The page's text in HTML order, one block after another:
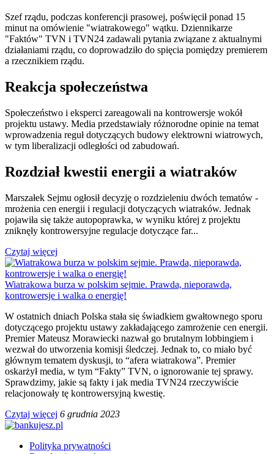
Szef rządu, podczas konferencji prasowej, poświęcił ponad 15
minut na omówienie "wiatrakowego" wątku. Dziennikarze
"Faktów" TVN i TVN24 zadawali pytania związane z aktualnymi
działaniami rządu, co doprowadziło do spięcia pomiędzy premierem
a rzecznikiem rządu.
Reakcja społeczeństwa
Społeczeństwo i eksperci zareagowali na kontrowersje wokół
projektu ustawy. Media przedstawiały różnorodne opinie na temat
wprowadzenia reguł dotyczących budowy elektrowni wiatrowych,
w tym liberalizacji odległości od zabudowań.
Rozdział kwestii energii a wiatraków
Marszałek Sejmu ogłosił decyzję o rozdzieleniu dwóch tematów -
mrożenia cen energii i regulacji dotyczących wiatraków. Jednak
pojawiła się także autopoprawka, w wyniku której z projektu
zniknęły kontrowersyjne regulacje dotyczące far...
Czytaj więcej
Wiatrakowa burza w polskim sejmie. Prawda, nieporawda,
kontrowersje i walka o energię!
W ostatnich dniach Polska stała się świadkiem gwałtownego sporu
dotyczącego projektu ustawy zakładającego zamrożenie cen energii.
Premier Mateusz Morawiecki nazwał go brutalnym lobbingiem i
wezwał do utworzenia komisji śledczej. Jednak to, co miało być
głównym tematem dyskusji, to “afera wiatrakowa”. Premier
oskarżył media, w tym “Fakty” TVN, o ignorowanie tej sprawy.
Sprawdzimy, jakie są fakty i jak media TVN24 rzeczywiście
relacjonowały tę kontrowersyjną kwestię.
Czytaj więcej 6 grudnia 2023
Polityka prywatności